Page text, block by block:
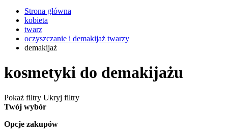
Strona główna
kobieta
twarz
oczyszczanie i demakijaż twarzy
demakijaż
kosmetyki do demakijażu
Pokaż filtry Ukryj filtry
Twój wybór
Opcje zakupów